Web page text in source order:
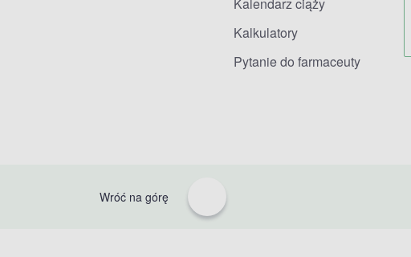
Kalkulatory
Pytanie do farmaceuty
Wróć na górę